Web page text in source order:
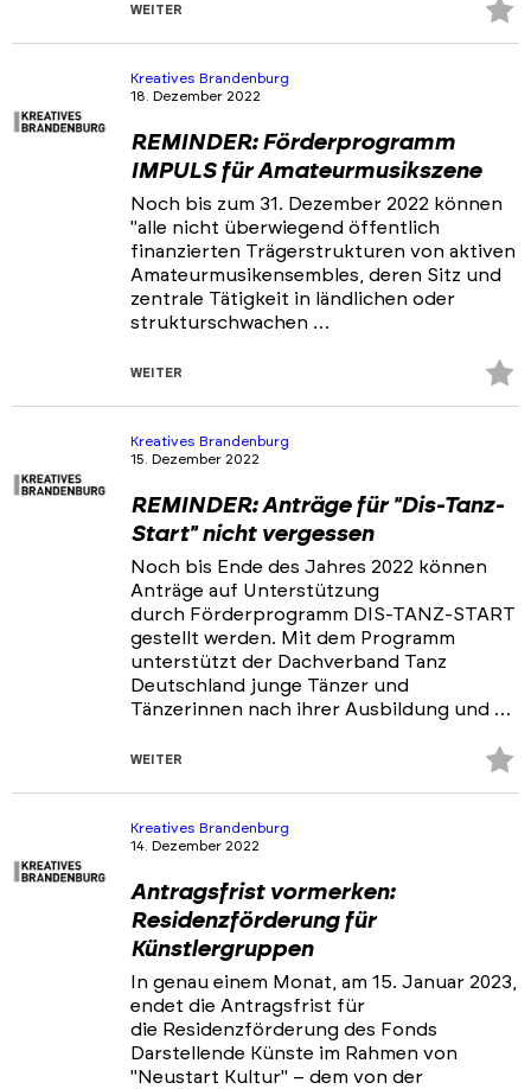
WEITER
Kreatives Brandenburg
18. Dezember 2022
REMINDER: Förderprogramm
IMPULS für Amateurmusikszene
Noch bis zum 31. Dezember 2022 können
"alle nicht überwiegend öffentlich
finanzierten Trägerstrukturen von aktiven
Amateurmusikensembles, deren Sitz und
zentrale Tätigkeit in ländlichen oder
strukturschwachen …
WEITER
Kreatives Brandenburg
15. Dezember 2022
REMINDER: Anträge für "Dis-Tanz-
Start" nicht vergessen
Noch bis Ende des Jahres 2022 können
Anträge auf Unterstützung
durch Förderprogramm DIS-TANZ-START
gestellt werden. Mit dem Programm
unterstützt der Dachverband Tanz
Deutschland junge Tänzer und
Tänzerinnen nach ihrer Ausbildung und …
WEITER
Kreatives Brandenburg
14. Dezember 2022
Antragsfrist vormerken:
Residenzförderung für
Künstlergruppen
In genau einem Monat, am 15. Januar 2023,
endet die Antragsfrist für
die Residenzförderung des Fonds
Darstellende Künste im Rahmen von
"Neustart Kultur" – dem von der